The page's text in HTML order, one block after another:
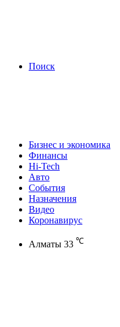
Поиск
Бизнес и экономика
Финансы
Hi-Tech
Авто
События
Назначения
Видео
Коронавирус
Алматы 33 ℃